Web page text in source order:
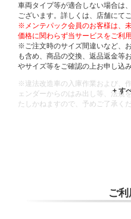
車両タイプ等が適合しない場合は
ございます。詳しくは、店舗にて
※メンテパック会員のお客様は、
価格に関わらず当サービスをご利用
※ご注文時のサイズ間違いなど、
も含め、商品の交換、返品返金等
やサイズ等をご確認の上お申し込
※違法改造車の入庫作業および、
ェンダーからのはみ出し等、法規
たしかねますので、予めご了承くだ
ご